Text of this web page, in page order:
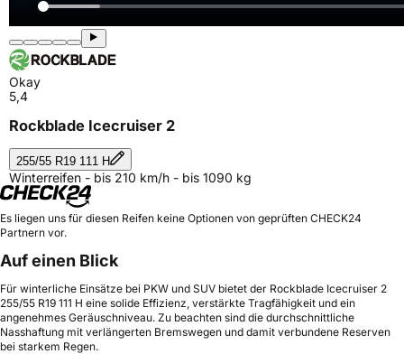
Okay
5,4
Rockblade Icecruiser 2
255/55 R19 111 H
Winterreifen - bis 210 km/h - bis 1090 kg
Es liegen uns für diesen Reifen keine Optionen von geprüften CHECK24
Partnern vor.
Auf einen Blick
Für winterliche Einsätze bei PKW und SUV bietet der Rockblade Icecruiser 2
255/55 R19 111 H eine solide Effizienz, verstärkte Tragfähigkeit und ein
angenehmes Geräuschniveau. Zu beachten sind die durchschnittliche
Nasshaftung mit verlängerten Bremswegen und damit verbundene Reserven
bei starkem Regen.